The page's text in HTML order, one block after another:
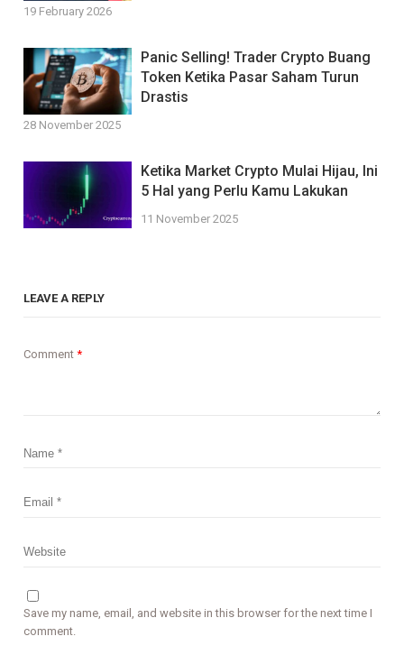
19 February 2026
Panic Selling! Trader Crypto Buang
Token Ketika Pasar Saham Turun
Drastis
28 November 2025
Ketika Market Crypto Mulai Hijau, Ini
5 Hal yang Perlu Kamu Lakukan
11 November 2025
LEAVE A REPLY
Comment*
Save my name, email, and website in this browser for the next time I
comment.